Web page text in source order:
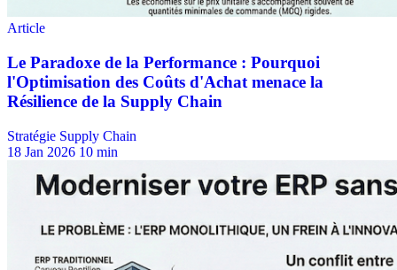
Stratégie Supply Chain
18 Jan 2026 10 min